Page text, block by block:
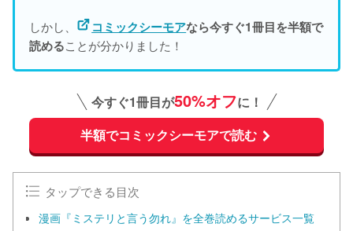
しかし、 コミックシーモアなら今すぐ1冊目を半額で
読めることが分かりました！
今すぐ1冊目が50%オフに！
半額でコミックシーモアで読む
タップできる目次
漫画『ミステリと言う勿れ』を全巻読めるサービス一覧